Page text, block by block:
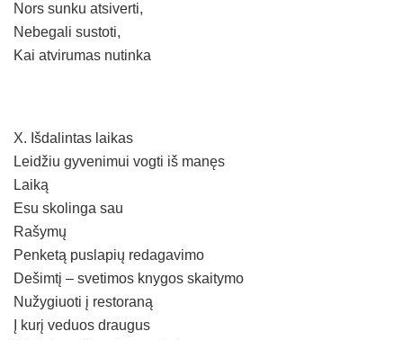
Nors sunku atsiverti,
Nebegali sustoti,
Kai atvirumas nutinka
X. Išdalintas laikas
Leidžiu gyvenimui vogti iš manęs
Laiką
Esu skolinga sau
Rašymų
Penketą puslapių redagavimo
Dešimtį – svetimos knygos skaitymo
Nužygiuoti į restoraną
Į kurį veduos draugus